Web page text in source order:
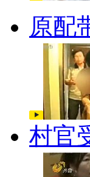
原配
村官